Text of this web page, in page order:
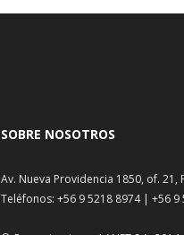
SOBRE NOSOTROS
Av. Nueva Providencia 1850, of. 21,
Teléfonos: +56 9 5218 8974 | +56 9